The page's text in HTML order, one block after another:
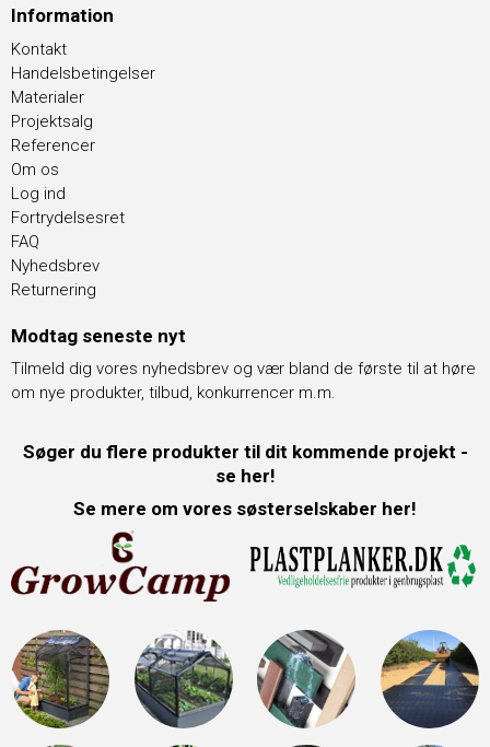
Information
Kontakt
Handelsbetingelser
Materialer
Projektsalg
Referencer
Om os
Log ind
Fortrydelsesret
FAQ
Nyhedsbrev
Returnering
Modtag seneste nyt
Tilmeld dig vores nyhedsbrev og vær bland de første til at høre
om nye produkter, tilbud, konkurrencer m.m.
Søger du flere produkter til dit kommende projekt -
se her!
Se mere om vores søsterselskaber her!